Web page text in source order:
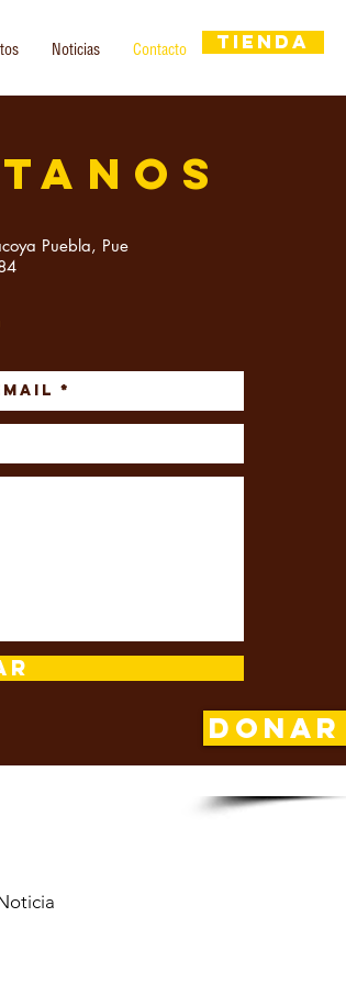
Noticias Contacto Tienda
DONAR
Puebla, Pue